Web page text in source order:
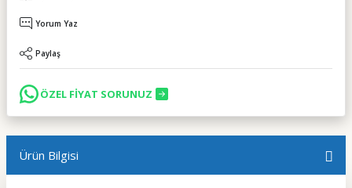
Yorum Yaz
Paylaş
ÖZEL FİYAT SORUNUZ
Ürün Bilgisi